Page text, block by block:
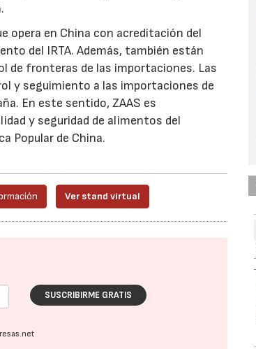
opera en China con acreditación del
del IRTA. Además, también están
de fronteras de las importaciones. Las
y seguimiento a las importaciones de
En este sentido, ZAAS es
y seguridad de alimentos del
Popular de China.
Ver stand virtual
SUSCRIBIRME GRATIS